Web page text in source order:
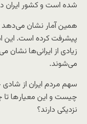
شده است و کشور ایران در رده ۱۰۵۵
پیشرفت کرده است. این
زیادی از ایرانی‌ها نشان
می‌شوند.
سهم مردم ایران از
چیست و این معیار‌ها تا
نزدیکی دارند؟